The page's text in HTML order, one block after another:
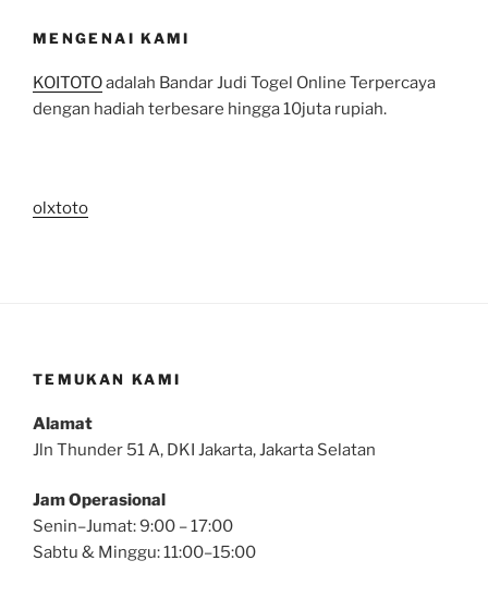
MENGENAI KAMI
KOITOTOadalah Bandar Judi Togel Online Terpercaya
dengan hadiah terbesare hingga 10juta rupiah.
olxtoto
TEMUKAN KAMI
Alamat
Jln Thunder 51 A, DKI Jakarta, Jakarta Selatan
Jam Operasional
Senin–Jumat: 9:00 – 17:00
Sabtu & Minggu: 11:00–15:00